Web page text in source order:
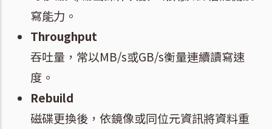
寫能力。
Throughput
吞吐量，常以MB/s或GB/s衡量連續讀寫速
度。
Rebuild
磁碟更換後，依鏡像或同位元資訊將資料重